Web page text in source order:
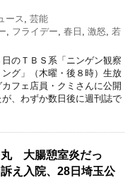
ース
芸能
フライデー 春日 激怒
若
のＴＢＳ系「ニンゲン観察
グ」（木曜・後８時）生放
フェ店員・クミさんに公開
、わずか数日後に週刊誌で
丸 大腸憩室炎だっ
え入院、28日埼玉公